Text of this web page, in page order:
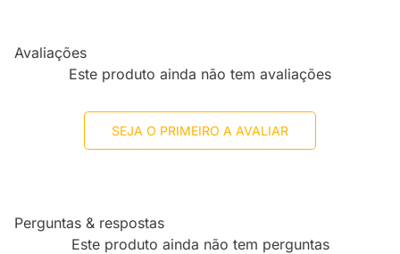
Avaliações
Este produto ainda não tem avaliações
SEJA O PRIMEIRO A AVALIAR
Perguntas & respostas
Este produto ainda não tem perguntas